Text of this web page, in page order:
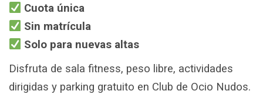
Cuota única
Sin matrícula
Solo para nuevas altas
Disfruta de sala fitness, peso libre, actividades
dirigidas y parking gratuito en Club de Ocio Nudos.